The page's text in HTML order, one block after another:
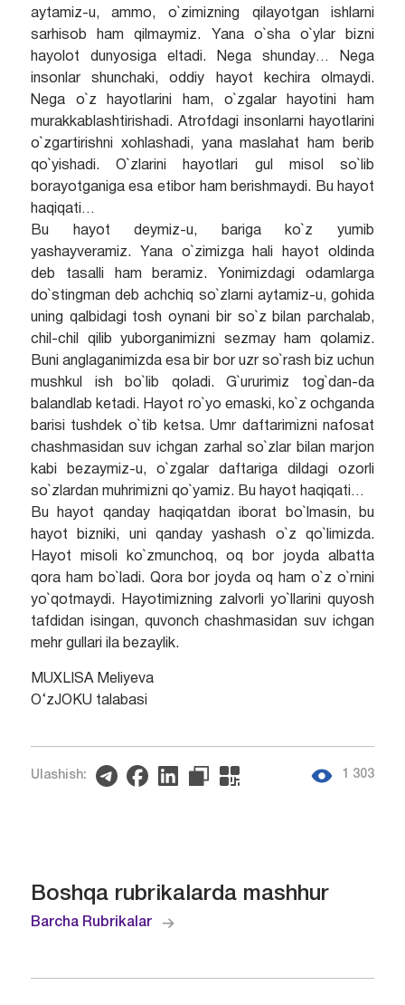
aytamiz-u, ammo, o`zimizning qilayotgan ishlarni
sarhisob ham qilmaymiz. Yana o`sha o`ylar bizni
hayolot dunyosiga eltadi. Nega shunday… Nega
insonlar shunchaki, oddiy hayot kechira olmaydi.
Nega o`z hayotlarini ham, o`zgalar hayotini ham
murakkablashtirishadi. Atrofdagi insonlarni hayotlarini
o`zgartirishni xohlashadi, yana maslahat ham berib
qo`yishadi. O`zlarini hayotlari gul misol so`lib
borayotganiga esa etibor ham berishmaydi. Bu hayot
haqiqati…
Bu hayot deymiz-u, bariga ko`z yumib
yashayveramiz. Yana o`zimizga hali hayot oldinda
deb tasalli ham beramiz. Yonimizdagi odamlarga
do`stingman deb achchiq so`zlarni aytamiz-u, gohida
uning qalbidagi tosh oynani bir so`z bilan parchalab,
chil-chil qilib yuborganimizni sezmay ham qolamiz.
Buni anglaganimizda esa bir bor uzr so`rash biz uchun
mushkul ish bo`lib qoladi. G`ururimiz tog`dan-da
balandlab ketadi. Hayot ro`yo emaski, ko`z ochganda
barisi tushdek o`tib ketsa. Umr daftarimizni nafosat
chashmasidan suv ichgan zarhal so`zlar bilan marjon
kabi bezaymiz-u, o`zgalar daftariga dildagi ozorli
so`zlardan muhrimizni qo`yamiz. Bu hayot haqiqati…
Bu hayot qanday haqiqatdan iborat bo`lmasin, bu
hayot bizniki, uni qanday yashash o`z qo`limizda.
Hayot misoli ko`zmunchoq, oq bor joyda albatta
qora ham bo`ladi. Qora bor joyda oq ham o`z o`rnini
yo`qotmaydi. Hayotimizning zalvorli yo`llarini quyosh
tafdidan isingan, quvonch chashmasidan suv ichgan
mehr gullari ila bezaylik.
MUXLISA Meliyeva
O‘zJOKU talabasi
Ulashish: 1 303
Boshqa rubrikalarda mashhur
Barcha Rubrikalar